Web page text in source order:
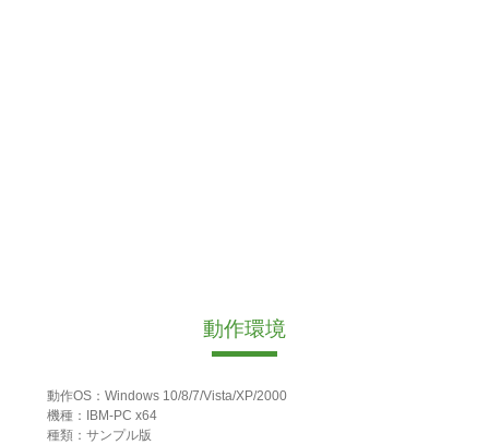
動作環境
動作OS：Windows 10/8/7/Vista/XP/2000
機種：IBM-PC x64
種類：サンプル版